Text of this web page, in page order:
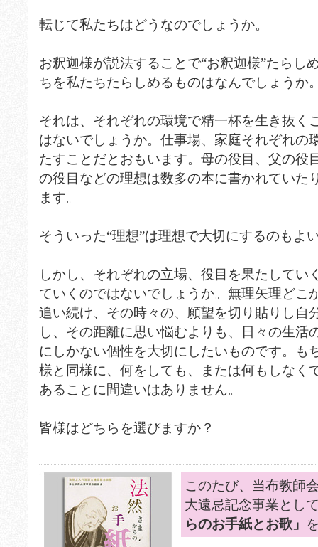
転じて私たちはどうなのでしょうか。
お釈迦様が説法することで“お釈迦様”たらし
ちを私たちたらしめるものはなんでしょうか
それは、それぞれの環境で精一杯を生き抜く
はないでしょうか。仕事場、家庭それぞれの
たすことだとおもいます。母の役目、父の役
の役目などの理想は数多の本に書かれていた
ます。
そういった“理想”は理想で大切にするのもよ
しかし、それぞれの立場、役目を果たしてい
ていくのではないでしょうか。無理矢理どこ
追い続け、その時々の、願望を切り貼りし自
し、その距離に思い悩むよりも、日々の生活
にしかない個性を大切にしたいものです。も
様と同様に、何をしても、または何もしなく
あることに間違いはありません。
皆様はどちらを選びますか？
このたび、当布教師
大遠忌記念事業とし
らのお手紙とお歌」